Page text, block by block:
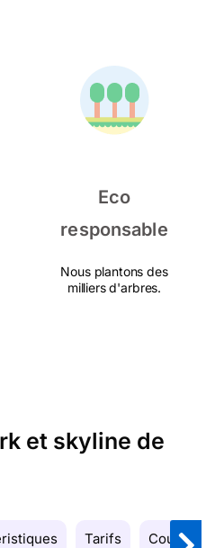
Eco
responsable
Nous plantons des
milliers d'arbres.
et skyline de
Tarifs Couleurs